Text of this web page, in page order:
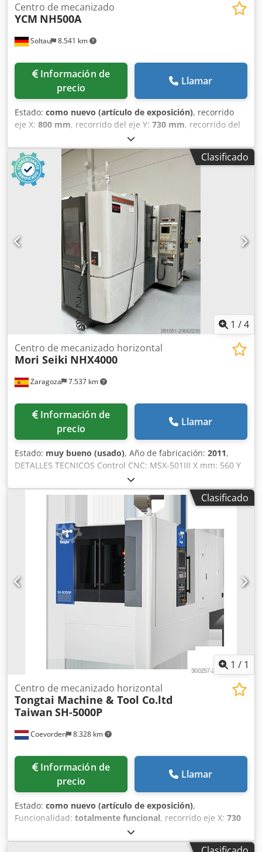
Soltau 8.541 km
Centro de mecanizado
YCM NH500A
Información de
precio
Llamar
Estado: como nuevo (artículo de exposición), recorrido
eje X: 800 mm, recorrido del eje Y: 730 mm, recorrido del
, Equipamiento:
virutas, YCM NH500A - máquina de demostración - ¡¡sin
usar!! Control: Fanuc MXP300FB Codpfsvvudwjx Aa Usrf
Husillo: 15.000 rpm / 244 Nm BBT40/SK40 Cambiador de
herramientas: 60 posiciones mesa cambiadora Sistema de
refrigeración con 70 bar IKZ Sonda 3D Control de rotura de
herramientas Blum balanza de vidrio Transportador de
virutas La máquina se encuentra en nuestras instalaciones
de Soltau y puede inspeccionarse en cualquier momento.
Clasificado
1 /4
Zaragoza 7.537 km
Centro de mecanizado horizontal
Mori Seiki NHX4000
Información de
precio
Llamar
Estado: muy bueno (usado), Año de fabricación: 2011,
DETALLES TECNICOS Control CNC: MSX-501III X mm: 560 Y
mm: 560 Z mm: 660 B mm: 360.000 Capacidad de carga de
la mesa kg: 400 Avance de corte mm / min X,Y,Z: 60.000
Desplazamiento rápido máx. m / min X, Y, Z: 50 Velocidad
de Husillo rpm: 12.000 Potencia de Husillo kW: 15 Tipo de
Cono: ISO-40 Par Nm: 120 Tipo de Cargador: Chain
Posiciones en cargador: 60 Diametro max. de herramienta
mm: 70 Max. dia. De herramienta con posiciones
adyacentes vacías: 170 Max. longitude de herramienta
mm: 450 Max. peso de herramienta kg: 8 Capacidad del
deposito del refrigerante l.: 500 Refrigeración a través del
husillo bar.: Si EQUIPAMIENTO Extractor de virutas doble
Cono ISO-40 Refrigeración a través del husillo con bomba
de alta presión. Sonda de control de rotura de
Crjdoxfka Nopfx Aa Ujf DIMENSIONES DE LA MAQUINA
Longitud mm: 3.755 Ancho mm: 2.300 Altura mm: 2.610
Clasificado
1 / 1
Coevorden 8.328 km
Centro de mecanizado horizontal
Tongtai Machine & Tool Co.ltd
Taiwan SH-5000P
Información de
precio
Llamar
Estado: como nuevo (artículo de exposición),
Funcionalidad: totalmente funcional, recorrido eje X: 730
730 mm
mm, avance rápido eje X:60 m/min, avance rápido eje Y: